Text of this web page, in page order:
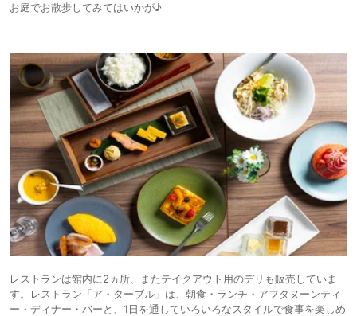
お庭でお散歩してみてはいかが♪
レストランは館内に2ヵ所、またテイクアウト用のデリも販売していま
す。レストラン「ア・ターブル」は、朝食・ランチ・アフタヌーンティ
ー・ディナー・バーと、1日を通していろいろなスタイルで食事を楽しめ